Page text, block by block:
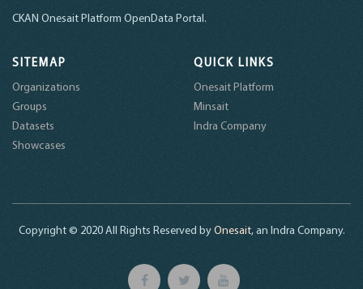
CKAN Onesait Platform OpenData Portal.
SITEMAP
Organizations
Groups
Datasets
Showcases
QUICK LINKS
Onesait Platform
Minsait
Indra Company
Copyright © 2020 All Rights Reserved byOnesait, an Indra Company.